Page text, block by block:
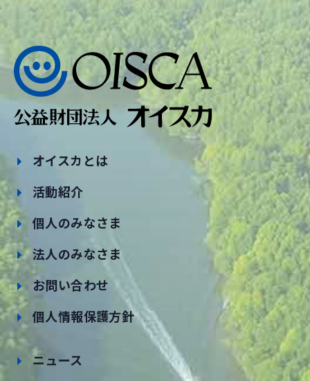
オイスカとは
活動紹介
個人のみなさま
法人のみなさま
お問い合わせ
個人情報保護方針
ニュース